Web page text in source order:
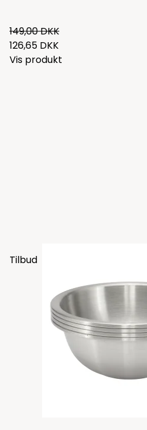
149,00 DKK
126,65 DKK
Vis produkt
Tilbud